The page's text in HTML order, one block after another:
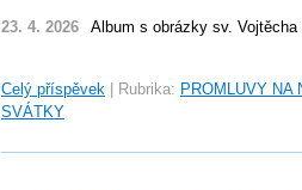
23. 4. 2026 Album s obrázky sv. Vojtěcha
Celý příspěvek Rubrika: PROMLUVY NA
SVÁTKY